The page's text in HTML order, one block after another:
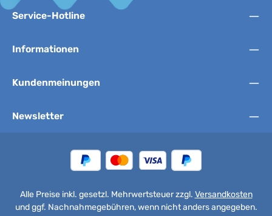
Service-Hotline
Informationen
Kundenmeinungen
Newsletter
Alle Preise inkl. gesetzl. Mehrwertsteuer zzgl. Versandkosten
und ggf. Nachnahmegebühren, wenn nicht anders angegeben.